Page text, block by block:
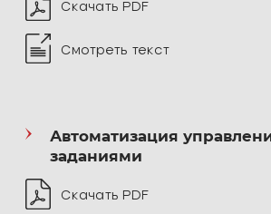
Информационные технологии
деятельности предприятия
Скачать PDF
Смотреть текст
Автоматизация
заданиями
Скачать PDF